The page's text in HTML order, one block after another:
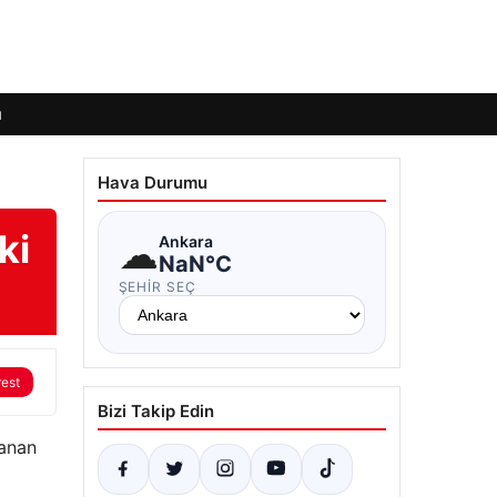
Hava Durumu
☁Ankara
NaN°C
ŞEHIR SEÇ
Bizi Takip Edin